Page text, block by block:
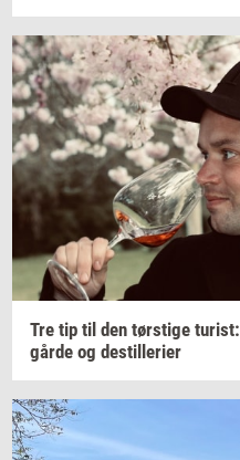
Tre tip til den tørsti­ge turist:
går­de og destil­le­ri­er